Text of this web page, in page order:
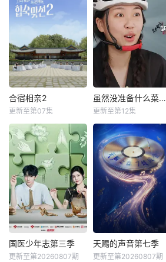
合宿相亲2
更新至第07集
虽然没准备什么菜第四季
更新至第12集
国医少年志第三季
更新至第20260807期
天赐的声音第七季
更新至第20260807期